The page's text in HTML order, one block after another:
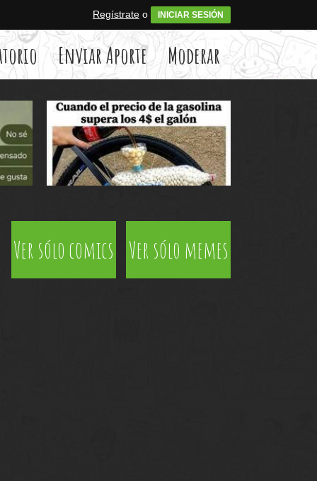
Regístrate o INICIAR SESIÓN
Enviar Aporte Moderar
Ver sólo comics Ver sólo memes